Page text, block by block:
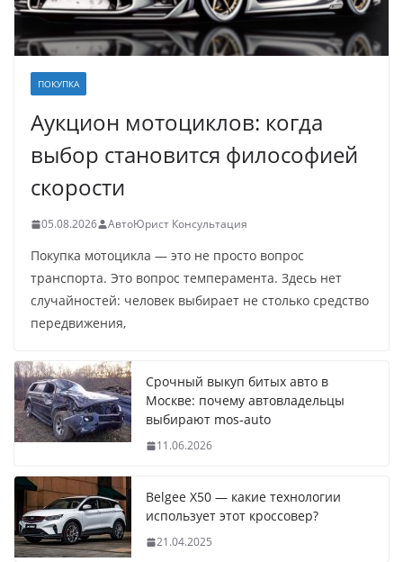
ПОКУПКА
Аукцион мотоциклов: когда
выбор становится философией
скорости
05.08.2026 АвтоЮрист Консультация
Покупка мотоцикла — это не просто вопрос
транспорта. Это вопрос темперамента. Здесь нет
случайностей: человек выбирает не столько средство
передвижения,
Срочный выкуп битых авто в
Москве: почему автовладельцы
выбирают mos-auto
11.06.2026
Belgee X50 — какие технологии
использует этот кроссовер?
21.04.2025